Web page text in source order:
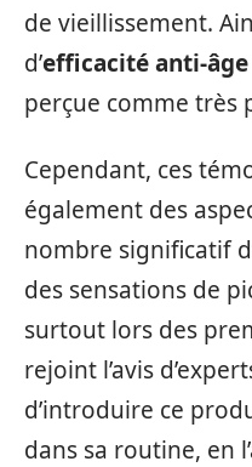
de vieillissement.
d’efficacité anti-âge
perçue comme très
Cependant, ces
également des
nombre significatif
des sensations de
surtout lors des
rejoint l’avis
d’introduire ce
dans sa routine, en